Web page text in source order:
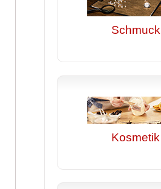
Schmuck
Kosmetik